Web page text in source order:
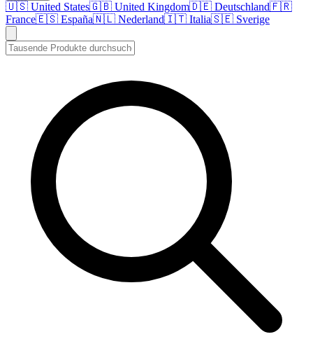
🇺🇸 United States🇬🇧 United Kingdom🇩🇪 Deutschland🇫🇷
France🇪🇸 España🇳🇱 Nederland🇮🇹 Italia🇸🇪 Sverige